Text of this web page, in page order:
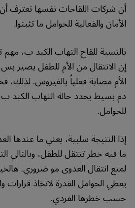
أن شركات اللقاحات نفسها تعترف أن
الأمان والفعالية للحوامل ما تثبتوا.
بالنسبة للقاح التهاب الكبد ب،
إن الانتقال من الأم للطفل يصير بس
الأم مصابة فعلياً بالفيروس.
دم بسيط يحدد حالة التهاب الكبد ب
للحوامل.
إذا النتيجة سلبية، يعني ما عندها
ما فيه خطر تنتقل للطفل، وبالتالي
لمنع انتقال العدوى مو ضروري.
يعطي الحوامل القدرة لاتخاذ قرارات
حسب خطرها الفردي.